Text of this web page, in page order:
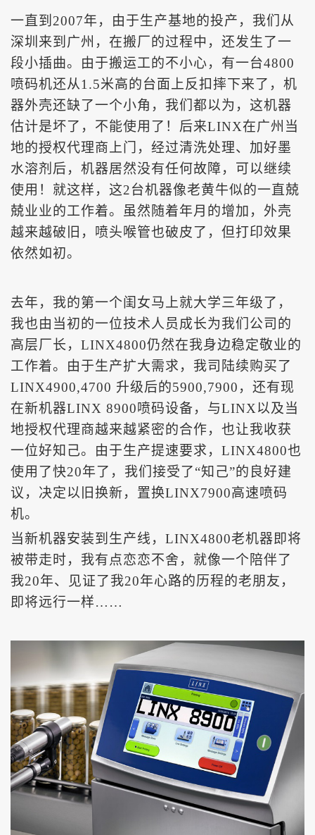
一直到 2007年，由于生产基地的投产，我们从
深圳来到广州，在搬厂的过程中，还发生了一
段小插曲。由于搬运工的不小心，有一台4800
喷码机还从1.5米高的台面上反扣摔下来了，机
器外壳还缺了一个小角，我们都以为，这机器
估计是坏了，不能使用了！后来LINX在广州当
地的授权代理商上门，经过清洗处理、加好墨
水溶剂后，机器居然没有任何故障，可以继续
使用！就这样，这2台机器像老黄牛似的一直兢
兢业业的工作着。虽然随着年月的增加，外壳
越来越破旧，喷头喉管也破皮了，但打印效果
依然如初。
去年 ，我的第一个闺女马上就大学三年级了，
我也由当初的一位技术人员成长为我们公司的
高层厂长， LINX4800仍然在我身边稳定敬业的
工作着。由于生产扩大需求，我司陆续购买了
LINX4900,4700 升级后的5900,7900，还有现
在新机器LINX 8900喷码设备，与LINX以及当
地授权代理商越来越紧密的合作，也让我收获
一位好知己。由于生产提速要求，LINX4800也
使用了快20年了，我们接受了“知己”的良好建
议，决定以旧换新，置换LINX7900高速喷码
机。
当新机器安装到生产线， LINX4800老机器即将
被带走时，我有点恋恋不舍，就像一个陪伴了
我20年、见证了我20年心路的历程的老朋友，
即将远行一样……